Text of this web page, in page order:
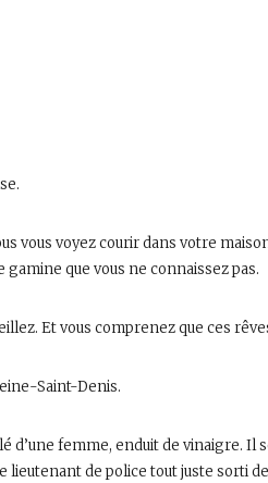
vous voyez courir dans votre
gamine que vous ne connaissez pas.
Et vous comprenez que ces
Saint-Denis.
d’une femme, enduit de vinaigre. Il
lieutenant de police tout juste sorti